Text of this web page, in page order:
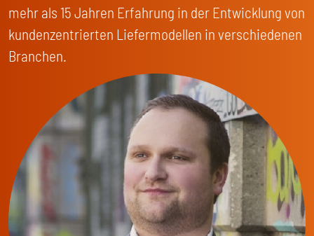
mehr als 15 Jahren Erfahrung in der Entwicklung von
kundenzentrierten Liefermodellen in verschiedenen
Branchen.